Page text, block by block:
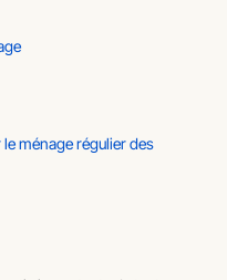
ménage régulier des